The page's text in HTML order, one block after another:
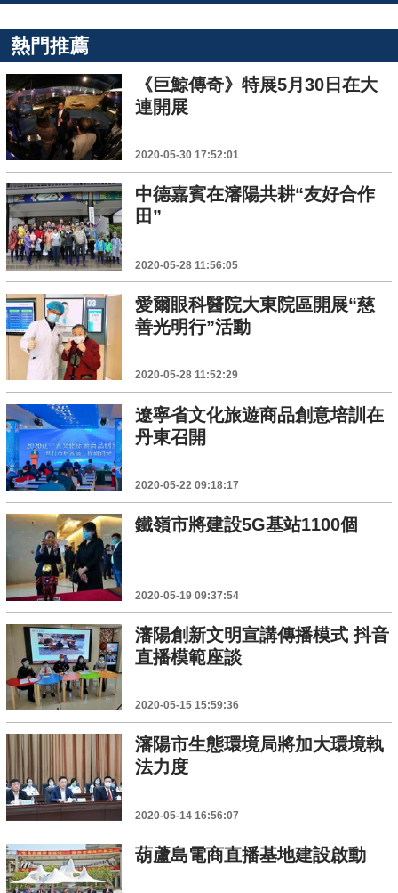
熱門推薦
《巨鯨傳奇》特展5月30日在大
連開展
2020-05-30 17:52:01
中德嘉賓在瀋陽共耕“友好合作
田”
2020-05-28 11:56:05
愛爾眼科醫院大東院區開展“慈
善光明行”活動
2020-05-28 11:52:29
遼寧省文化旅遊商品創意培訓在
丹東召開
2020-05-22 09:18:17
鐵嶺市將建設5G基站1100個
2020-05-19 09:37:54
瀋陽創新文明宣講傳播模式 抖音
直播模範座談
2020-05-15 15:59:36
瀋陽市生態環境局將加大環境執
法力度
2020-05-14 16:56:07
葫蘆島電商直播基地建設啟動